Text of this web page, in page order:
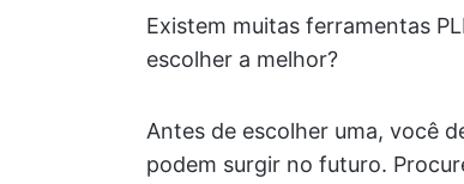
Existem muitas ferramentas
escolher a melhor?
Antes de escolher uma, você
podem surgir no futuro.